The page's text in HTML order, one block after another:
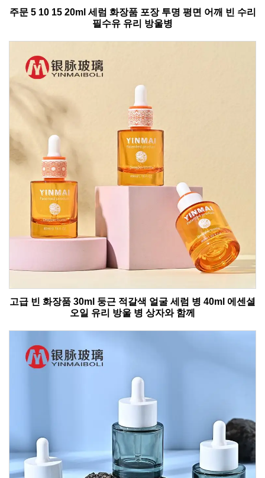
주문 5 10 15 20ml 세럼 화장품 포장 투명 평면 어깨 빈 수리
필수유 유리 방울병
고급 빈 화장품 30ml 둥근 적갈색 얼굴 세럼 병 40ml 에센셜
오일 유리 방울 병 상자와 함께